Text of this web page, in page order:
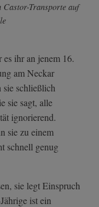
Castor-Transporte auf
ihr an jenem 16.
am Neckar
sie schließlich
sie sagt, alle
ignorierend.
sie zu einem
schnell genug
sie legt Einspruch
ist ein